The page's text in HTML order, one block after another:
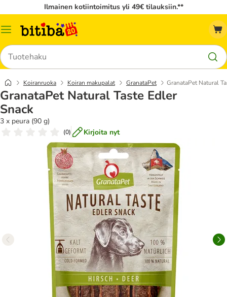
Ilmainen kotiintoimitus yli 49€ tilauksiin.**
Katalogivalikko
Hae
Koiranruoka Koiran makupalat GranataPet GranataPet Natural
GranataPet Natural Taste Edler
Snack
3 x peura (90 g)
(0) Kirjoita nyt